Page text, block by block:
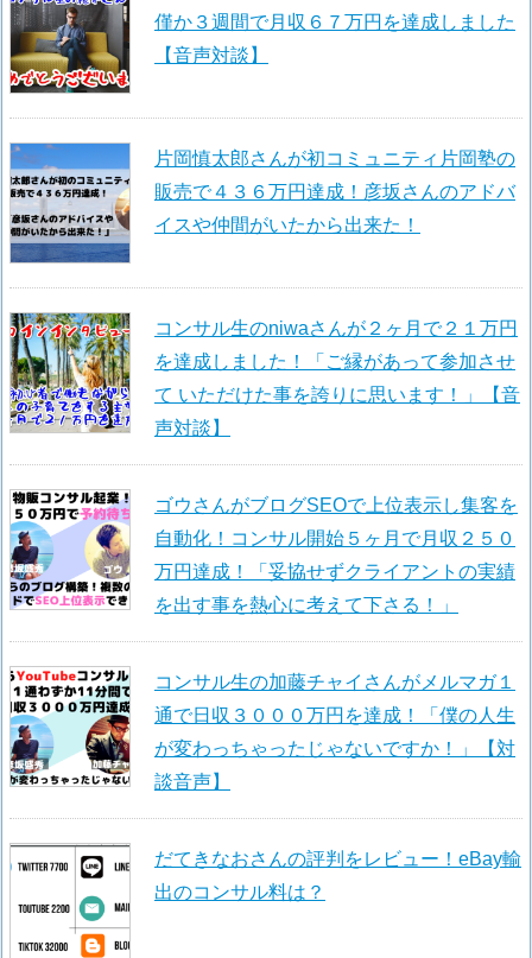
僅か３週間で月収６７万円を達成しました
【音声対談】
片岡慎太郎さんが初コミュニティ片岡塾の
販売で４３６万円達成！彦坂さんのアドバ
イスや仲間がいたから出来た！
コンサル生のniwaさんが２ヶ月で２１万円
を達成しました！「ご縁があって参加させ
て いただけた事を誇りに思います！」【音
声対談】
ゴウさんがブログSEOで上位表示し集客を
自動化！コンサル開始５ヶ月で月収２５０
万円達成！「妥協せずクライアントの実績
を出す事を熱心に考えて下さる！」
コンサル生の加藤チャイさんがメルマガ１
通で日収３０００万円を達成！「僕の人生
が変わっちゃったじゃないですか！」【対
談音声】
だてきなおさんの評判をレビュー！eBay輸
出のコンサル料は？